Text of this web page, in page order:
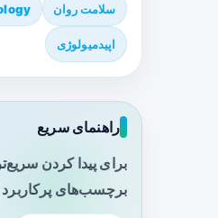
سلامت روان
اپیدمیولوژی
راهنمای سریع
برای پیدا کردن
برچسب‌های پرکاربرد